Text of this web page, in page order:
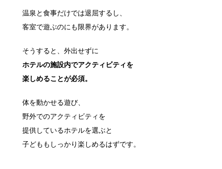
温泉と食事だけでは退屈するし、
客室で遊ぶのにも限界があります。
そうすると、外出せずに
ホテルの施設内でアクティビティを
楽しめることが必須。
体を動かせる遊び、
野外でのアクティビティを
提供しているホテルを選ぶと
子どももしっかり楽しめるはずです。